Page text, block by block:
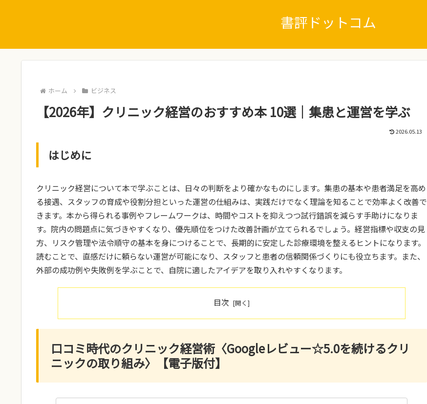
書評ドットコム
ホーム ビジネス
【2026年】クリニック経営のおすすめ本 10選｜集患と運営を学ぶ
2026.05.13
はじめに
クリニック経営について本で学ぶことは、日々の判断をより確かなものにします。集患の基本や患者満足を高め
る接遇、スタッフの育成や役割分担といった運営の仕組みは、実践だけでなく理論を知ることで効率よく改善で
きます。本から得られる事例やフレームワークは、時間やコストを抑えつつ試行錯誤を減らす手助けになりま
す。院内の問題点に気づきやすくなり、優先順位をつけた改善計画が立てられるでしょう。経営指標や収支の見
方、リスク管理や法令順守の基本を身につけることで、長期的に安定した診療環境を整えるヒントになります。
読むことで、直感だけに頼らない運営が可能になり、スタッフと患者の信頼関係づくりにも役立ちます。また、
外部の成功例や失敗例を学ぶことで、自院に適したアイデアを取り入れやすくなります。
目次
口コミ時代のクリニック経営術〈Googleレビュー☆5.0を続けるクリ
ニックの取り組み〉【電子版付】